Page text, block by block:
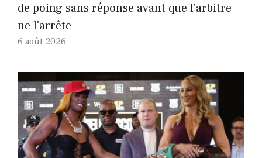
de poing sans réponse avant que l'arbitre
ne l'arrête
6 août 2026